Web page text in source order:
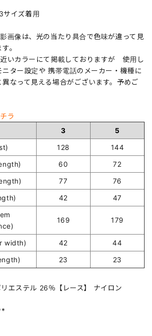
イズ着用
画像は、光の当たり具合で色味が違って見
。
いカラーにて掲載しておりますが 使用し
ター設定や 携帯電話のメーカー・機種に
なって見える場合がございます。予めご
ラ
3
5
128
144
60
72
77
76
42
47
169 179
width) 42
44
23 23
リエステル 26％【レース】 ナイロン